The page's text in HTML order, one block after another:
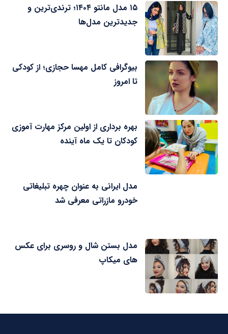
۱۵ مدل مانتو ۱۴۰۴؛ ترندی‌ترین و
جدیدترین مدل‌ها
بیوگرافی کامل مهسا حجازی؛ از کودکی
تا امروز
بهره برداری از اولین مرکز مهارت آموزی
کودکان تا یک ماه آینده
مدل ایرانی به عنوان چهره تبلیغاتی
خودرو مازراتی معرفی شد
مدل بستن شال و روسری برای عکس
های میکاپ